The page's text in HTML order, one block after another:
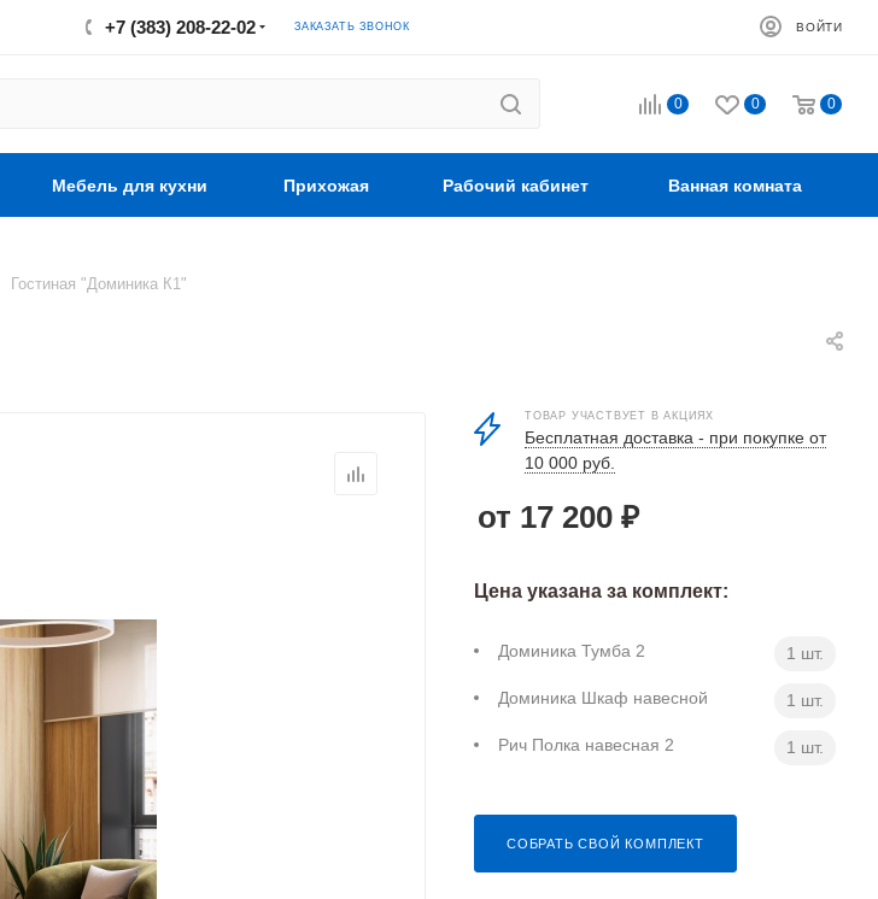
+7 (383) 208-22-02 ЗАКАЗАТЬ ЗВОНОК ВОЙТИ
0 0 0
Мебель для кухни Прихожая Рабочий кабинет Ванная комната
Гостиная "Доминика К1"
ТОВАР УЧАСТВУЕТ В АКЦИЯХ
Бесплатная доставка - при покупке от
10 000 руб.
от 17 200 ₽
Цена указана за комплект:
Доминика Тумба 2 1 шт.
Доминика Шкаф навесной 1 шт.
Рич Полка навесная 2 1 шт.
СОБРАТЬ СВОЙ КОМПЛЕКТ